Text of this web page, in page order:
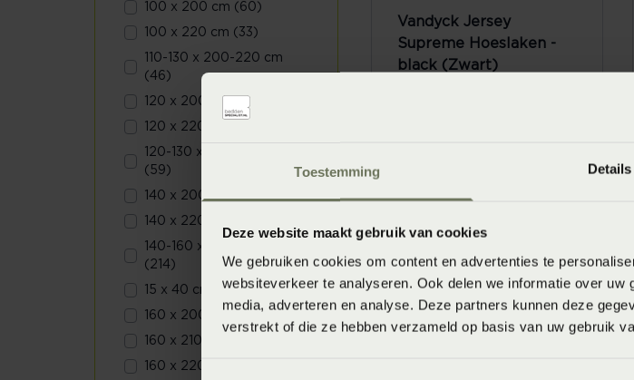
Toestemming Details
Deze website maakt gebruik van cookies
We gebruiken cookies om content en advertenties te
websiteverkeer te analyseren. Ook delen we informatie over
media, adverteren en analyse. Deze partners kunnen deze
verstrekt of die ze hebben verzameld op basis van uw gebruik
100 x 200 cm (60)
100 x 220 cm (33)
110-130 x 200-220 cm
(46)
120 x 200 cm (34)
120 x 220 cm (33)
120-130 x 200-220 cm
(59)
140 x 200 cm (102)
140 x 220 cm (58)
140-160 x 200-220 cm
(214)
15 x 40 cm (22)
160 x 200 cm (108)
160 x 210 cm (3)
160 x 220 cm (84)
Vandyck Jersey
Supreme Hoeslaken -
black (Zwart)